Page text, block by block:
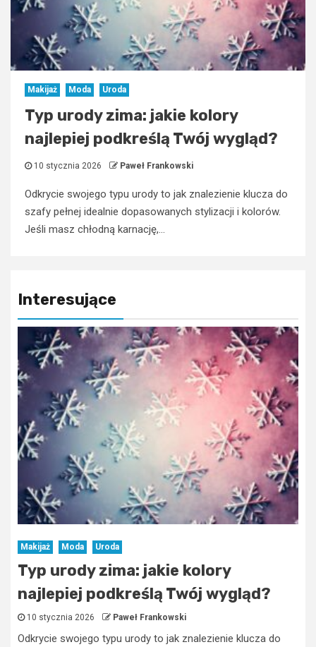
Makijaż Moda Uroda
Typ urody zima: jakie kolory
najlepiej podkreślą Twój wygląd?
10 stycznia 2026 Paweł Frankowski
Odkrycie swojego typu urody to jak znalezienie klucza do
szafy pełnej idealnie dopasowanych stylizacji i kolorów.
Jeśli masz chłodną karnację,...
Interesujące
Makijaż Moda Uroda
Typ urody zima: jakie kolory
najlepiej podkreślą Twój wygląd?
10 stycznia 2026 Paweł Frankowski
Odkrycie swojego typu urody to jak znalezienie klucza do